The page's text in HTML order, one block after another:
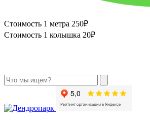
Стоимость 1 метра 250₽
Стоимость 1 колышка 20₽